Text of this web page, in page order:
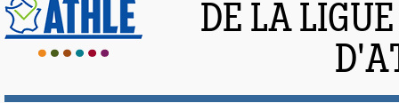
DE LA